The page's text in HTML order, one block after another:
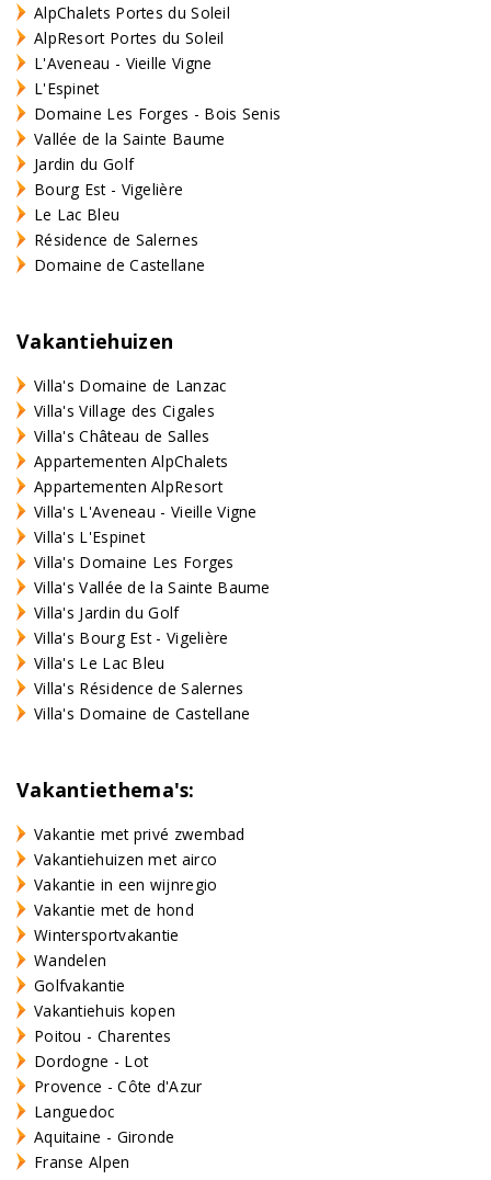
AlpChalets Portes du Soleil
AlpResort Portes du Soleil
L'Aveneau - Vieille Vigne
L'Espinet
Domaine Les Forges - Bois Senis
Vallée de la Sainte Baume
Jardin du Golf
Bourg Est - Vigelière
Le Lac Bleu
Résidence de Salernes
Domaine de Castellane
Vakantiehuizen
Villa's Domaine de Lanzac
Villa's Village des Cigales
Villa's Château de Salles
Appartementen AlpChalets
Appartementen AlpResort
Villa's L'Aveneau - Vieille Vigne
Villa's L'Espinet
Villa's Domaine Les Forges
Villa's Vallée de la Sainte Baume
Villa's Jardin du Golf
Villa's Bourg Est - Vigelière
Villa's Le Lac Bleu
Villa's Résidence de Salernes
Villa's Domaine de Castellane
Vakantiethema's:
Vakantie met privé zwembad
Vakantiehuizen met airco
Vakantie in een wijnregio
Vakantie met de hond
Wintersportvakantie
Wandelen
Golfvakantie
Vakantiehuis kopen
Poitou - Charentes
Dordogne - Lot
Provence - Côte d'Azur
Languedoc
Aquitaine - Gironde
Franse Alpen